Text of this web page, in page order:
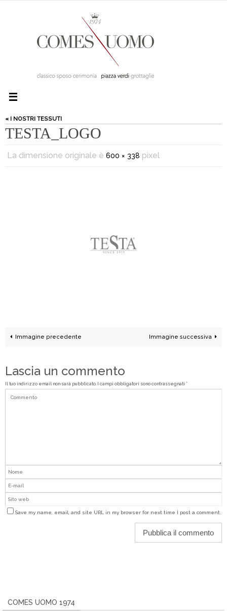
« I NOSTRI TESSUTI
TESTA_LOGO
La dimensione originale è 600 × 338 pixel
Immagine precedente Immagine successiva
Lascia un commento
Il tuo indirizzo email non sarà pubblicato. I campi obbligatori sono contrassegnati *
Save my name, email, and site URL in my browser for next time I post a comment.
COMES UOMO 1974